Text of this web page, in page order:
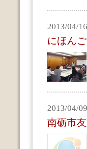
2013/04/
にほん
2013/04/
南砺市